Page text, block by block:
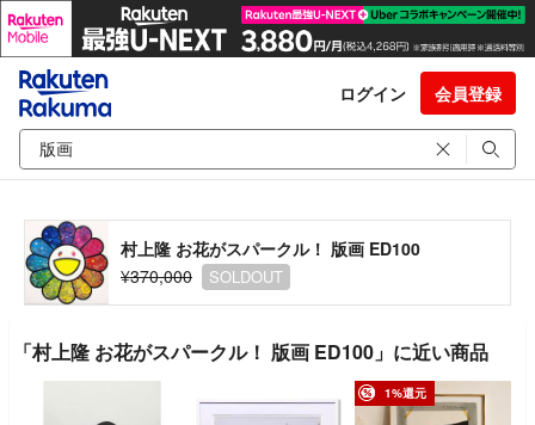
ログイン 会員登録
村上隆 お花がスパークル！ 版画 ED100
¥370,000
SOLDOUT
「村上隆 お花がスパークル！ 版画 ED100」に近い商品
1%還元